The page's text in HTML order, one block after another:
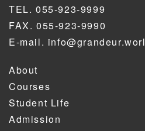
TEL. 055-923-9999
FAX. 055-923-9990
E-mail.
About
Courses
Student Life
Admission